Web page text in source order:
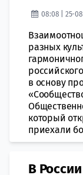
08:08 | 25-
разных
в основу
который
приехали
В